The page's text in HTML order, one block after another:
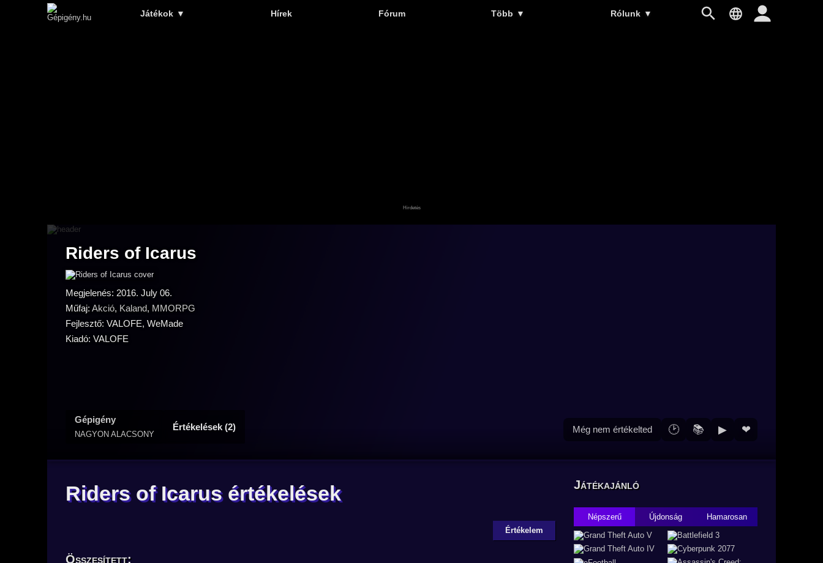
Játékok ▼ Hírek Fórum Több ▼ Rólunk ▼
Riders of Icarus
Megjelenés: 2016. July 06.
Műfaj: Akció, Kaland, MMORPG
Fejlesztő: VALOFE, WeMade
Kiadó: VALOFE
Gépigény
NAGYON ALACSONY
Értékelések (2) Még nem értékelted 🕑 📚 ▶ ❤
Riders of Icarus értékelések
Értékelem
Összesített:
Játékajánló
Népszerű Újdonság Hamarosan